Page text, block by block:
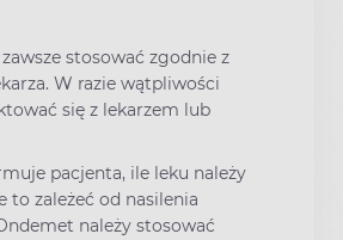
stosować zgodnie z
W razie wątpliwości
się z lekarzem lub
pacjenta, ile leku należy
to zależeć od nasilenia
należy stosować